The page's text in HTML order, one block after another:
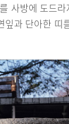
사방에 도드
잎과 단아한 띠